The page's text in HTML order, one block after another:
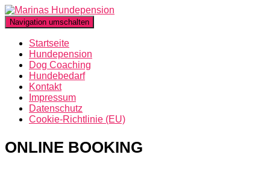
Navigation umschalten
Startseite
Hundepension
Dog Coaching
Hundebedarf
Kontakt
Impressum
Datenschutz
Cookie-Richtlinie (EU)
ONLINE BOOKING